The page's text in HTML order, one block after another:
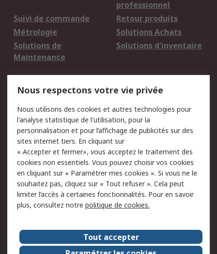
professionnel
Suivi de commande
Retour produits
Métrologie
Solutions Achats
Solutions de
Maintenance
Solutions d'inventaire
du site
Politique de protection
des données - Mise à
jour
Sécurité des E-mails
Conditions générales
de vente
Politique anti-
corruption
Campagnes marketing
A propos de RS
A propos de RS France
Evénements
Le groupe RS Group Plc
Presse
Nous respectons votre vie privée
Nous utilisons des cookies et autres technologies pour
l'analyse statistique de l'utilisation, pour la
personnalisation et pour l’affichage de publicités sur des
sites internet tiers. En cliquant sur
« Accepter et fermer», vous acceptez le traitement des
cookies non essentiels. Vous pouvez choisir vos cookies
en cliquant sur « Paramétrer mes cookies ». Si vous ne le
souhaitez pas, cliquez sur « Tout refuser ». Cela peut
limiter l’accès à certaines fonctionnalités. Pour en savoir
plus, consultez notre politique de cookies.
Tout accepter